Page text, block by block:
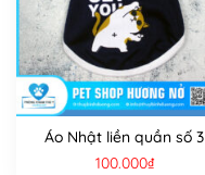
Áo Nhật liền quần số 3
100.000₫